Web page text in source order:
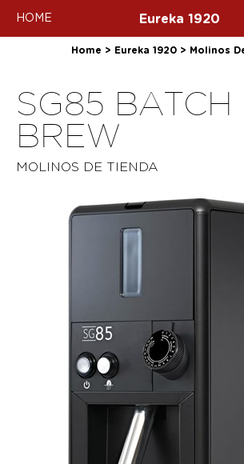
HOME Eureka 1920
Home > Eureka 1920 > Molinos
SG85 BATCH
BREW
MOLINOS DE TIENDA